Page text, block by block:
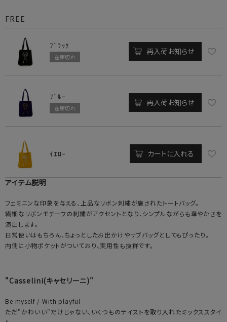
FREE
ﾌﾞﾗｯｸ
在庫切れ
再入荷お知らせ
ﾌﾞﾙｰ
在庫切れ
再入荷お知らせ
ｲｴﾛｰ カートに入れる
アイテム説明
フェミニンな印象を与える、上品なリボン刺繍が施されたトートバッグ。
繊細なリボンモチーフの刺繍がアクセントとなり、シンプルながらも華やかさを
演出します。
日常使いはもちろん、ちょっとしたお出かけやサブバッグとしてもぴったり。
内側に小物ポケットがついており、実用性も抜群です。
"Casselini(キャセリーニ)"
Be myself / With playful
ただ"かわいい"だけじゃない、いくつものテイストを取り入れたミックススタイ